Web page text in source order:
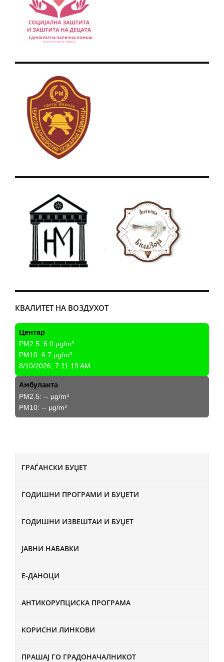
ГРАЃАНСКИ БУЏЕТ
ГОДИШНИ ПРОГРАМИ И БУЏЕТИ
ГОДИШНИ ИЗВЕШТАИ И БУЏЕТ
ЈАВНИ НАБАВКИ
Е-ДАНОЦИ
АНТИКОРУПЦИСКА ПРОГРАМА
КОРИСНИ ЛИНКОВИ
ПРАШАЈ ГО ГРАДОНАЧАЛНИКОТ
КВАЛИТЕТ НА ВОЗДУХОТ
Центар
PM2.5: 6.0 µg/m³
PM10: 6.7 µg/m³
8/10/2026, 7:11:19 AM
Амбуланта
PM2.5: -- µg/m³
PM10: -- µg/m³